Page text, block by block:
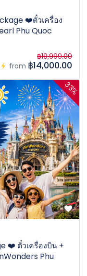
❤️ตั๋วเครื่อง
Phu Quoc
from
฿19,999.00
฿14,000.00
33%
❤️ ตั๋วเครื่องบิน +
Phu